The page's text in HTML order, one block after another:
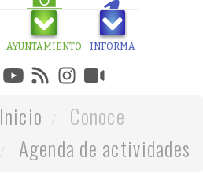
AYUNTAMIENTO INFORMA
Inicio
Conoce
Agenda de actividades